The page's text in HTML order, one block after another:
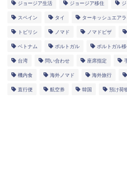
ジョージア生活 ジョージア移住
スペイン タイ ターキッシュエア
トビリシ ノマド ノマドビザ
ベトナム ポルトガル ポルトガル
台湾 問い合わせ 座席指定
機内食 海外ノマド 海外旅行
直行便 航空券 韓国 預け荷